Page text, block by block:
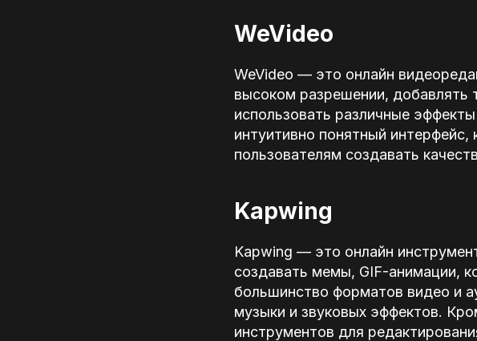
WeVideo
WeVideo — это онлайн
высоком разрешении, добавлять
использовать различные
интуитивно понятный
пользователям создавать
Kapwing
Kapwing — это онлайн
создавать мемы, GIF-анимации,
большинство форматов видео и
музыки и звуковых эффектов.
инструментов для